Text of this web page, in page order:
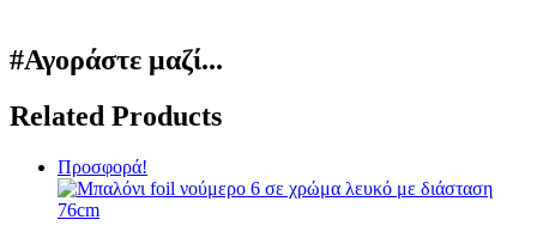
#Αγοράστε μαζί...
Related Products
Προσφορά!